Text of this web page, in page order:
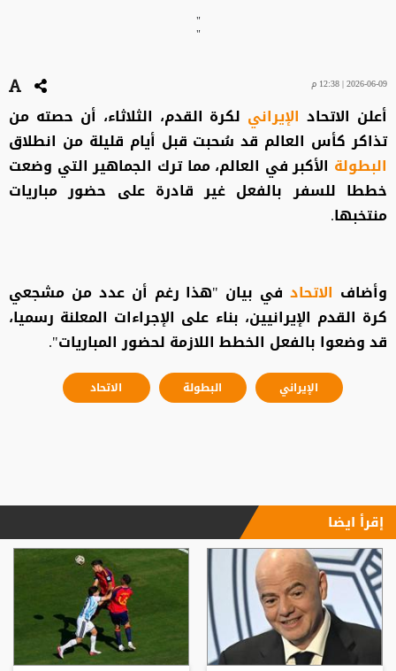
"
"
2026-06-09 | 12:38 م
أعلن الاتحادالإيراني لكرة القدم، الثلاثاء، أن حصته من
تذاكر كأس العالم قد سُحبت قبل أيام قليلة من انطلاق
البطولة الأكبر في العالم، مما ترك الجماهير التي وضعت
خططا للسفر بالفعل غير قادرة على حضور مباريات
منتخبها.
وأضاف الاتحاد في بيان "هذا رغم أن عدد من مشجعي
كرة القدم الإيرانيين، بناء على الإجراءات المعلنة رسميا،
قد وضعوا بالفعل الخطط اللازمة لحضور المباريات".
الإيراني البطولة الاتحاد
إقرأ ايضا